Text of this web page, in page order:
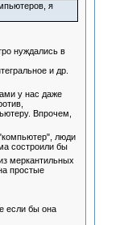
я
нуждались в
и др.
у нас даже
Впрочем,
люди
состроили бы
меркантильных
простые
если бы она